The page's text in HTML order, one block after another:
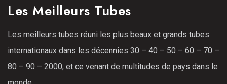
Les Meilleurs Tubes
Les meilleurs tubes réuni les plus beaux et grands tubes
internationaux dans les décennies 30 – 40 – 50 – 60 – 70 –
80 – 90 – 2000, et ce venant de multitudes de pays dans le